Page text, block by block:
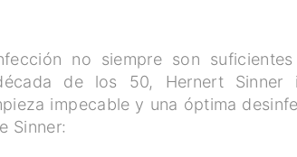
no siempre son
de los 50, Hernert Sinner
impecable y una óptima
Sinner: